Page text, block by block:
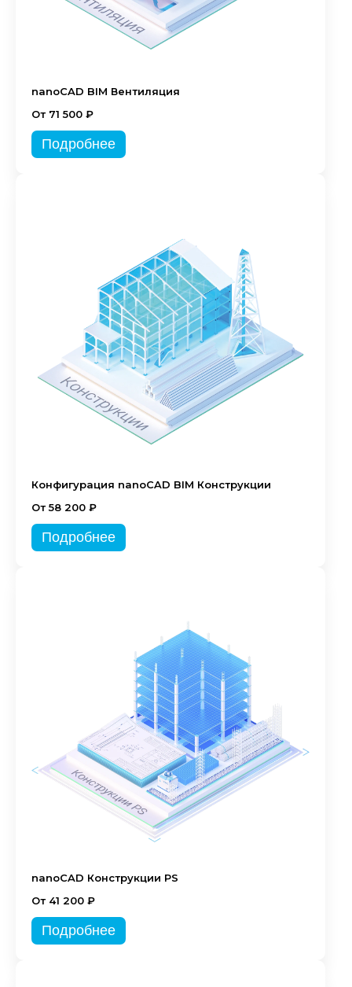
nanoCAD BIM Вентиляция
От 71 500 ₽
Подробнее
Конфигурация nanoCAD BIM Конструкции
От 58 200 ₽
Подробнее
nanoCAD Конструкции PS
От 41 200 ₽
Подробнее